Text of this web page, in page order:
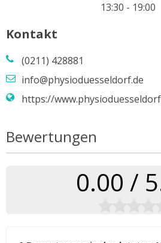
13:30 - 19:00
Kontakt
(0211) 428881
info@physioduesseldorf.de
https://
Bewertungen
0.00 /